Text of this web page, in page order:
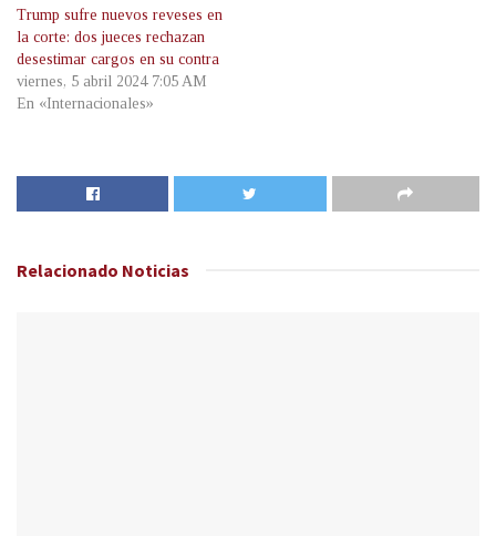
Trump sufre nuevos reveses en
la corte: dos jueces rechazan
desestimar cargos en su contra
viernes, 5 abril 2024 7:05 AM
En «Internacionales»
Relacionado Noticias